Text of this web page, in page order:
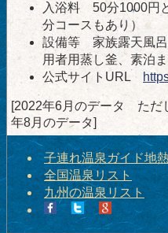
入浴料 50分1000円
分コースもあり）
設備等 家族露天風呂
用者用蒸し釜、素泊
公式サイトURL
[2022年6月のデータ ただ
年8月のデータ]
子連れ温泉ガイド地
全国温泉リスト
九州の温泉リスト